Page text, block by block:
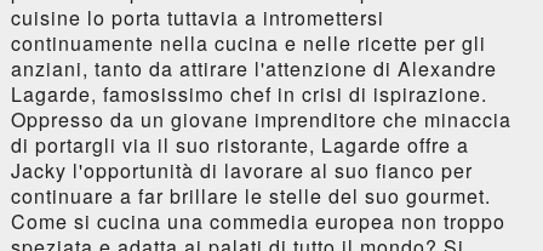
cuisine lo porta tuttavia a intromettersi
continuamente nella cucina e nelle ricette per gli
anziani, tanto da attirare l'attenzione di Alexandre
Lagarde, famosissimo chef in crisi di ispirazione.
Oppresso da un giovane imprenditore che minaccia
di portargli via il suo ristorante, Lagarde offre a
Jacky l'opportunità di lavorare al suo fianco per
continuare a far brillare le stelle del suo gourmet.
Come si cucina una commedia europea non troppo